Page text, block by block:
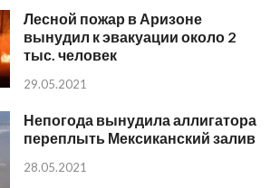
Лесной пожар в Аризоне
вынудил к эвакуации около 2
тыс. человек
29.05.2021
Непогода вынудила аллигатора
переплыть Мексиканский залив
28.05.2021